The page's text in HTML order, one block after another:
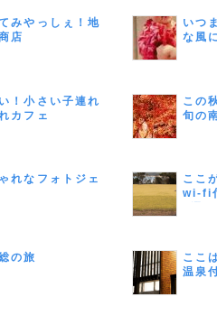
みやっしぇ！地
店
いつ
な風
！小さい子連れ
カフェ
この
旬の
れなフォトジェ
ここ
wi-fi
の旅
ここ
温泉